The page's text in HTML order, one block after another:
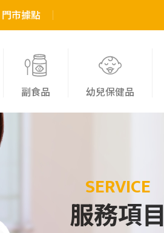
門市據點
副食品 幼兒保健品
SERVICE
服務項目